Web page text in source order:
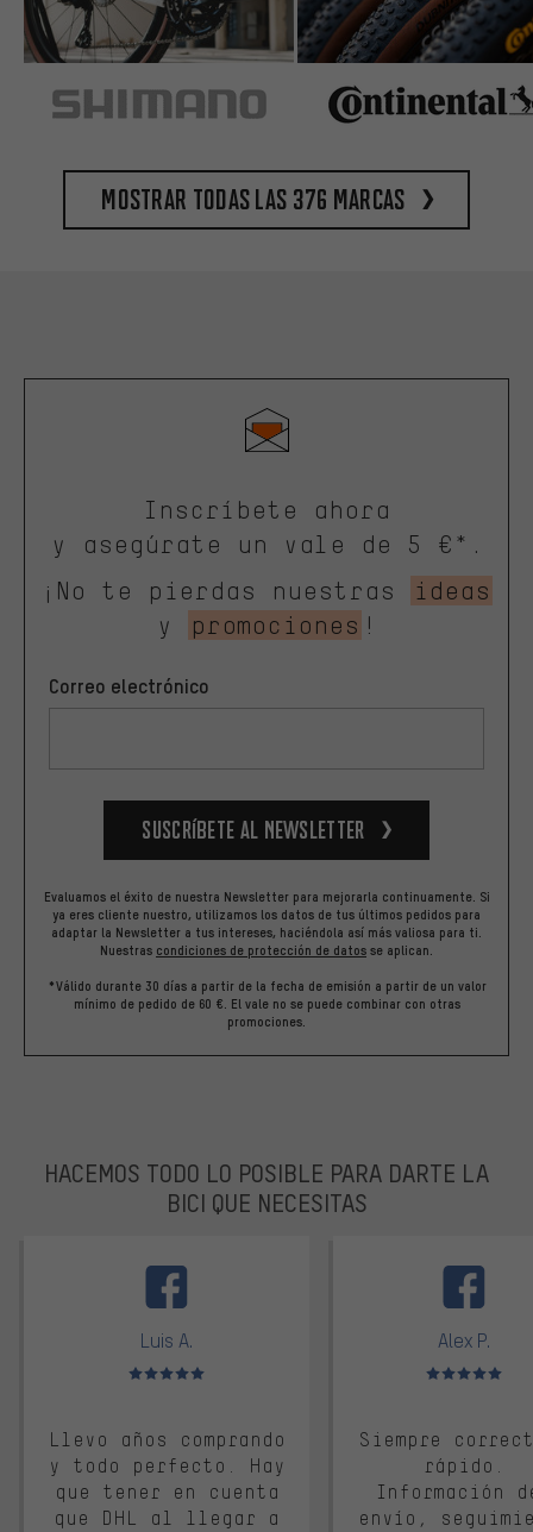
Mostrar todas las 376 marcas
Inscríbete ahora
y asegúrate un vale de 5 €*.
¡No te pierdas nuestras
ideas
y
promociones !
Correo electrónico
Suscríbete al newsletter
Evaluamos el éxito de nuestra Newsletter para mejorarla continuamente. Si
ya eres cliente nuestro, utilizamos los datos de tus últimos pedidos para
adaptar la Newsletter a tus intereses, haciéndola así más valiosa para ti.
Nuestras condiciones de protección de datos se aplican.
*Válido durante 30 días a partir de la fecha de emisión a partir de un valor
mínimo de pedido de 60 €. El vale no se puede combinar con otras
promociones.
HACEMOS TODO LO POSIBLE PARA DARTE LA
BICI QUE NECESITAS
Luis A.
Valoración media: 5 de 5
Llevo años comprando
y todo perfecto. Hay
que tener en cuenta
que DHL al llegar a
Alex P.
Valoración
Siempre
rápido.
Información
envío,